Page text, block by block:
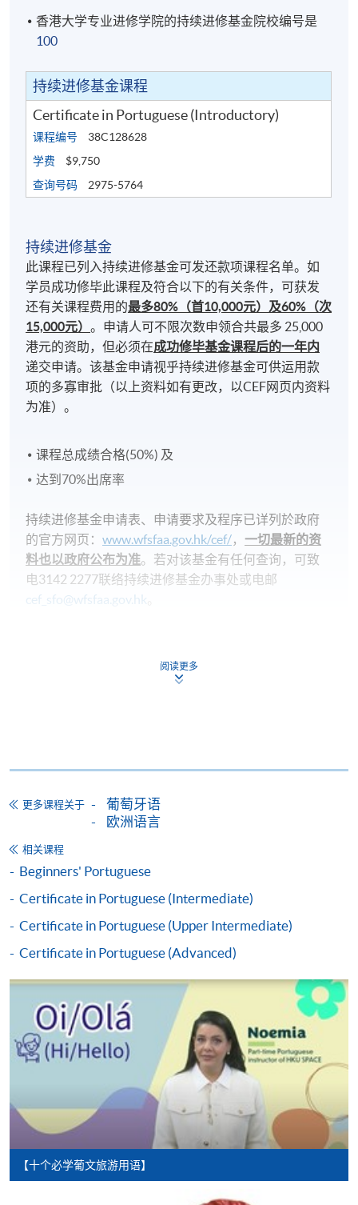
香港大学专业进修学院的持续进修基金院校编号是
100
持续进修基金课程
Certificate in Portuguese (Introductory)
课程编号
38C128628
学费
$9,750
查询号码
2975-5764
持续进修基金
此课程已列入持续进修基金可发还款项课程名单。如
学员成功修毕此课程及符合以下的有关条件，可获发
还有关课程费用的最多80%（首10,000元）及60%（次
15,000元）。申请人可不限次数申领合共最多 25,000
港元的资助，但必须在成功修毕基金课程后的一年内
递交申请。该基金申请视乎持续进修基金可供运用款
项的多寡审批（以上资料如有更改，以CEF网页内资料
为准）。
课程总成绩合格(50%) 及
达到70%出席率
持续进修基金申请表、申请要求及程序已详列於政府
的官方网页：www.wfsfaa.gov.hk/cef/，一切最新的资
料也以政府公布为准。若对该基金有任何查询，可致
电3142 2277联络持续进修基金办事处或电邮
cef_sfo@wfsfaa.gov.hk
Certificate in Portuguese (Introductory)
网上报名
申请表 下载申请表
付款方法
1. 现金、「易办事」（EPS）、微信支付
(WeChat Pay) 或支付宝(Alipay)
申请人可亲临学院任何一所报名中心，以现金、「易
办事」、微信支付（WeChat Pay）或支付宝
（Alipay） 缴付学费。
2. 支票或银行本票
如以划线支票或银行本票缴付，抬头请注明「香港大
学专业进修学院」。支票背面请写上课程名称及申请
阅读更多
更多课程关于
葡萄牙语
欧洲语言
相关课程
Beginners' Portuguese
Certificate in Portuguese (Intermediate)
Certificate in Portuguese (Upper Intermediate)
Certificate in Portuguese (Advanced)
【十个必学葡文旅游用语】